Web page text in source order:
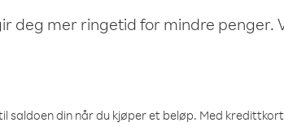
deg mer ringetid for mindre
saldoen din når du kjøper et beløp. Med